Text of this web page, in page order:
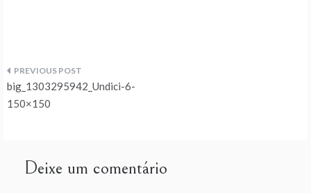
Navegação
de
big_1303295942_Undici-6-
150×150
Deixe um comentário